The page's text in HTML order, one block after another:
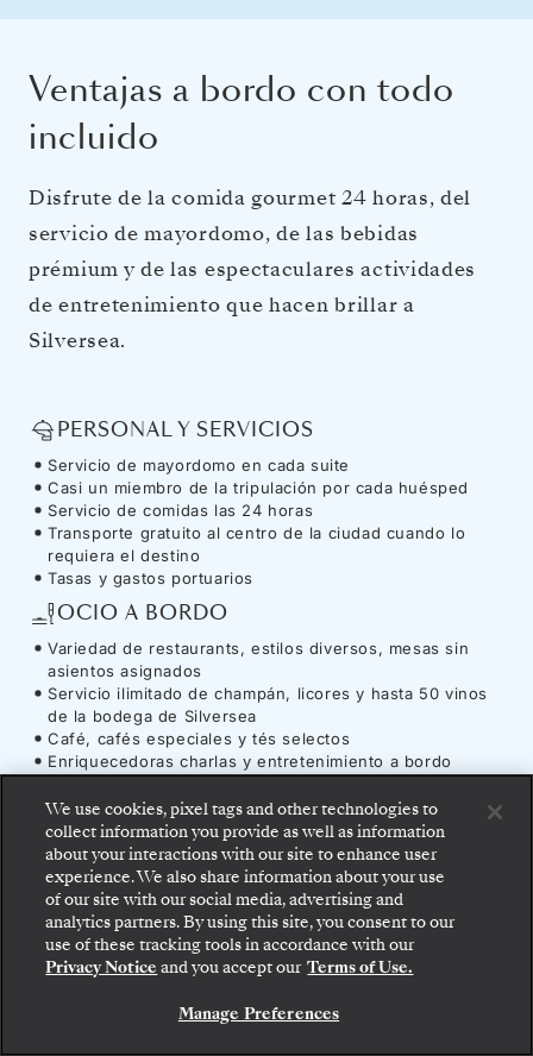
Ventajas a bordo con todo
incluido
Disfrute de la comida gourmet 24 horas, del
servicio de mayordomo, de las bebidas
prémium y de las espectaculares actividades
de entretenimiento que hacen brillar a
Silversea.
PERSONAL Y SERVICIOS
Servicio de mayordomo en cada suite
Casi un miembro de la tripulación por cada huésped
Servicio de comidas las 24 horas
Transporte gratuito al centro de la ciudad cuando lo
requiera el destino
Tasas y gastos portuarios
OCIO A BORDO
Variedad de restaurants, estilos diversos, mesas sin
asientos asignados
Servicio ilimitado de champán, licores y hasta 50 vinos
de la bodega de Silversea
Café, cafés especiales y tés selectos
Enriquecedoras charlas y entretenimiento a bordo
Acceso ilimitado al gimnasio, a la sauna del spa, el baño
de vapor y las zonas de relajación (según el horario de
apertura)
UTILIDADES E COMODIDADES
Acceso ilimitado a Internet
Propinas a bordo
Suba a bordo: elija su suite y revise las tarifas y los
servicios incluidos antes de confirmar de forma
segura su viaje con Silversea.
RESERVE SU SUITE
We use cookies, pixel tags and other technologies to
collect information you provide as well as information
about your interactions with our site to enhance user
experience. We also share information about your use
of our site with our social media, advertising and
analytics partners. By using this site, you consent to our
use of these tracking tools in accordance with our
Privacy Notice and you accept our Terms of Use.
Manage Preferences